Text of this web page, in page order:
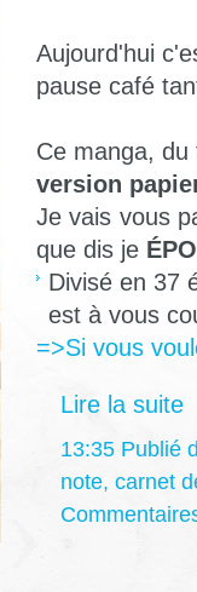
Aujourd'hui
pause café
Ce manga, du
version
Je vais vous
que dis je
Divisé en 37
est à vous
=>Si vous
Lire la suite
13:35 Publié
note, carnet